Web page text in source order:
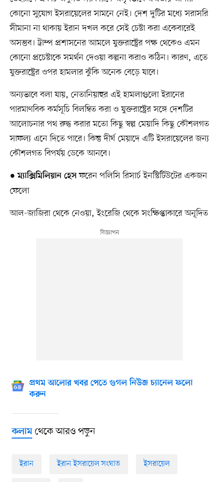
কোনো সুযোগ ইসরায়েলের সামনে নেই। দেশ দুটির মধ্যে সরাসরি
সীমানা না থাকায় ইরান দখল করে সেই চেষ্টা করা একেবারেই
অসম্ভব। ট্রাম্প প্রশাসনের আমলে যুক্তরাষ্ট্রের পক্ষ থেকেও এমন
কোনো প্রচেষ্টাকে সমর্থন দেওয়া কল্পনা করাও কঠিন। কারণ, এতে
যুক্তরাষ্ট্রের ওপর হামলার ঝুঁকি অনেক বেড়ে যাবে।
অন্যভাবে বলা যায়, নেতানিয়াহুর এই হামলাগুলো ইরানের
পারমাণবিক কর্মসূচি বিলম্বিত করা ও যুক্তরাষ্ট্রের সঙ্গে দেশটির
আলোচনার পথ রুদ্ধ করার মতো কিছু স্বল্প মেয়াদি কিছু কৌশলগত
সাফল্য এনে দিতে পারে। কিন্তু দীর্ঘ মেয়াদে এটি ইসরায়েলের জন্য
কৌশলগত বিপর্যয় ডেকে আনবে।
● ম্যাক্সিমিলিয়ান হেসফরেন পলিসি রিসার্চ ইনস্টিটিউটের একজন
ফেলো
আল-জাজিরা থেকে নেওয়া, ইংরেজি থেকে সংক্ষিপ্তাকারে অনূদিত
প্রথম আলোর খবর পেতে গুগল নিউজ চ্যানেল ফলো
করুন
কলামথেকে আরও পড়ুন
ইরান ইরান ইসরায়েল সংঘাত ইসরায়েল